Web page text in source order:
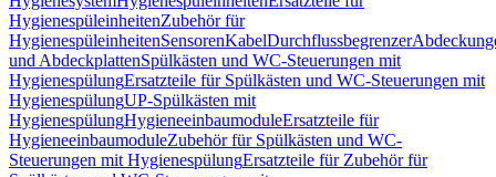
HygienespüleinheitenZubehör für
HygienespüleinheitenSensorenKabelDurchflussbegrenzer
und AbdeckplattenSpülkästen und WC-Steuerungen mit
HygienespülungErsatzteile für Spülkästen und WC-Steuerungen mit
HygienespülungUP-Spülkästen mit
HygienespülungHygieneeinbaumoduleErsatzteile für
HygieneeinbaumoduleZubehör für Spülkästen und WC-
Steuerungen mit HygienespülungErsatzteile für Zubehör für